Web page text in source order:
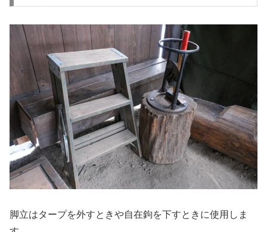
脚立はタープを外すときや自在鉤を下すときに使用しま